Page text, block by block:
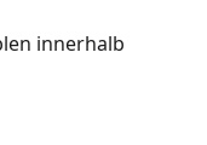
innerhalb